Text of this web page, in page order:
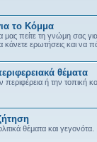
το Κόμμα
μας πείτε τη γνώμη σας
ερωτήσεις και να
θέματα
περιφέρεια ή την τοπική
θέματα και γεγονότα.